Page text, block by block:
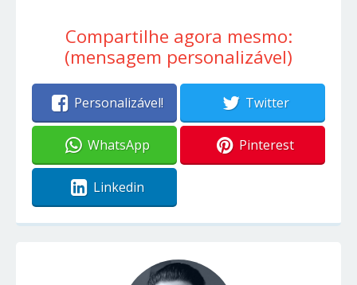
Compartilhe agora mesmo:
(mensagem personalizável)
Personalizável! Twitter
WhatsApp Pinterest
Linkedin